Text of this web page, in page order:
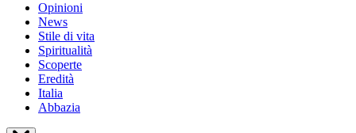
Opinioni
News
Stile di vita
Spiritualità
Scoperte
Eredità
Italia
Abbazia